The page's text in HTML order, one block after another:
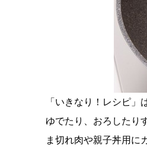
「いきなり！レシピ
ゆでたり、おろしたり
ま切れ肉や親子丼用に